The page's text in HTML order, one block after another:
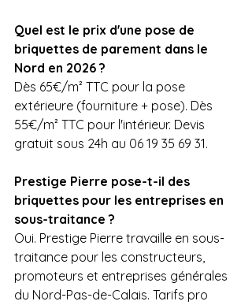
Quel est le prix d'une pose de
briquettes de parement dans le
Nord en 2026 ?
Dès 65€/m² TTC pour la pose
extérieure (fourniture + pose). Dès
55€/m² TTC pour l'intérieur. Devis
gratuit sous 24h au 06 19 35 69 31.
Prestige Pierre pose-t-il des
briquettes pour les entreprises en
sous-traitance ?
Oui. Prestige Pierre travaille en sous-
traitance pour les constructeurs,
promoteurs et entreprises générales
du Nord-Pas-de-Calais. Tarifs pro